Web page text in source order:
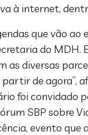
à internet,
que vão ao
do MDH.
as diversas
de agora”,
foi convidado
SBP sobre
evento que